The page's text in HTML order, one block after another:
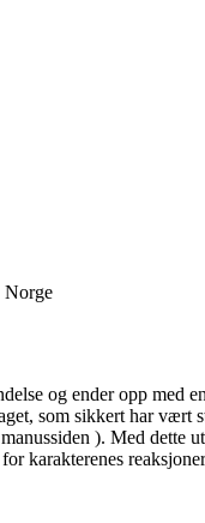
Norge
og ender opp
som sikkert har
). Med
karakterenes